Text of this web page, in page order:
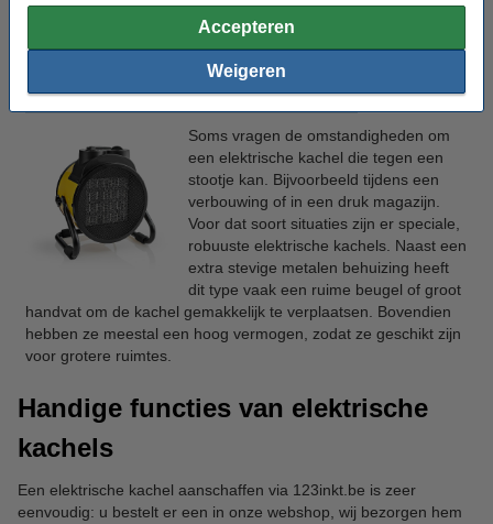
Accepteren
Weigeren
stilte belangrijk is, zoals een slaapkamer? Kies dan een
convectorkachel zonder ventilator, of let erop dat u de ventilator
kan uitschakelen.
Robuuste kachel
Soms vragen de omstandigheden om
een elektrische kachel die tegen een
stootje kan. Bijvoorbeeld tijdens een
verbouwing of in een druk magazijn.
Voor dat soort situaties zijn er speciale,
robuuste elektrische kachels. Naast een
extra stevige metalen behuizing heeft
dit type vaak een ruime beugel of groot
handvat om de kachel gemakkelijk te verplaatsen. Bovendien
hebben ze meestal een hoog vermogen, zodat ze geschikt zijn
voor grotere ruimtes.
Handige functies van elektrische
kachels
Een elektrische kachel aanschaffen via 123inkt.be is zeer
eenvoudig: u bestelt er een in onze webshop, wij bezorgen hem